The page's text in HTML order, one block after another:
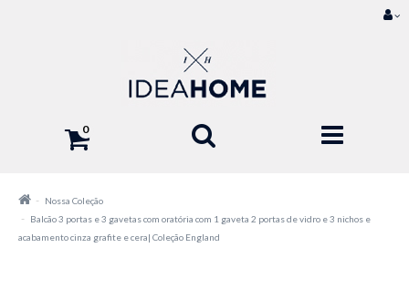
0
Nossa Coleção
Balcão 3 portas e 3 gavetas com oratória com 1 gaveta 2 portas de vidro e 3 nichos e
acabamento cinza grafite e cera| Coleção England